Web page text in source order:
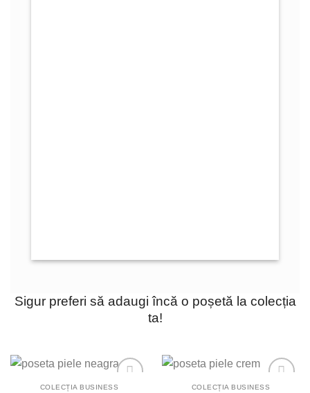
Sigur preferi să adaugi încă o poșetă la colecția
ta!
COLECȚIA BUSINESS COLECȚIA BUSINESS